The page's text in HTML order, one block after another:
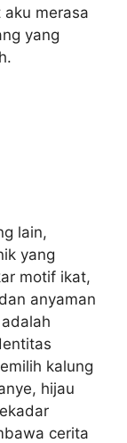
merasa
yang
lain,
yang
motif ikat,
anyaman
kalung
hijau
cerita